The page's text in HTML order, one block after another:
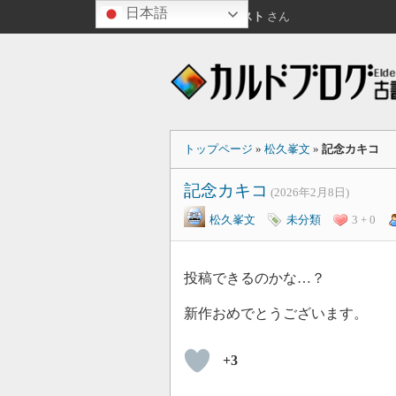
ゲスト さん
トップページ » 松久峯文 » 記念カキコ
記念カキコ (2026年2月8日)
松久峯文 未分類 3 + 0
投稿できるのかな…？
新作おめでとうございます。
+3
日本語